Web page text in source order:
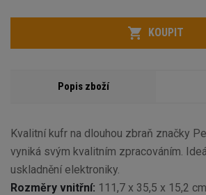
Počet
Variant
KOUPIT
Popis zboží
Kvalitní kufr na dlouhou zbraň značky
vyniká svým kvalitním zpracováním.
uskladnění elektroniky.
Rozměry vnitřní: 111,7 x 35,5 x 15,2 cm